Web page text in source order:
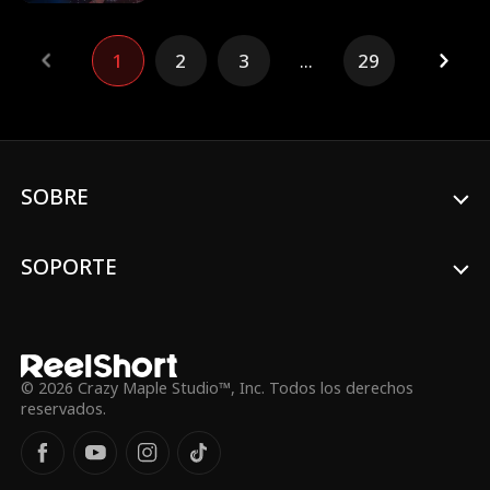
socio misterioso, Chris Collins, se da
cuenta de que preferiría haber sido
atrapada por la policía. Chris, siempre en
necesita que se vaya. Junto a su mejor
para que su padre lo eche. Pero cada vez
1 2 3 ... 29
SOBRE
SOPORTE
© 2026 Crazy Maple Studio™, Inc. Todos los derechos
reservados.